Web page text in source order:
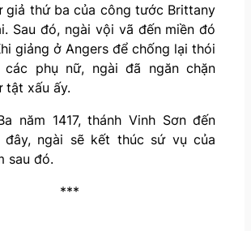
giả thứ ba của công tước Brittany
Sau đó, ngài vội vã đến miền đó
giảng ở Angers để chống lại thói
các phụ nữ, ngài đã ngăn chặn
tật xấu ấy.
năm 1417, thánh Vinh Sơn đến
đây, ngài sẽ kết thúc sứ vụ của
sau đó.
***